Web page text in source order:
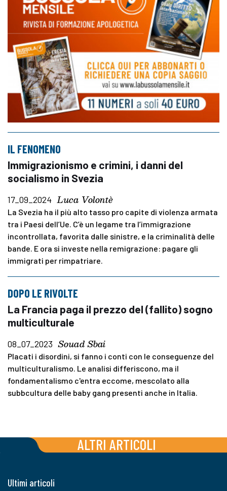
IL FENOMENO
Immigrazionismo e crimini, i danni del
socialismo in Svezia
17_09_2024 Luca Volontè
La Svezia ha il più alto tasso pro capite di violenza armata
tra i Paesi dell’Ue. C’è un legame tra l’immigrazione
incontrollata, favorita dalle sinistre, e la criminalità delle
bande. E ora si investe nella remigrazione: pagare gli
immigrati per rimpatriare.
DOPO LE RIVOLTE
La Francia paga il prezzo del (fallito) sogno
multiculturale
08_07_2023 Souad Sbai
Placati i disordini, si fanno i conti con le conseguenze del
multiculturalismo. Le analisi differiscono, ma il
fondamentalismo c'entra eccome, mescolato alla
subbcultura delle baby gang presenti anche in Italia.
ALTRI ARTICOLI
Ultimi articoli